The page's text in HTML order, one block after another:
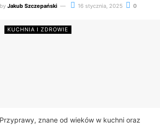
by Jakub Szczepański 16 stycznia, 2025 0
KUCHNIA I ZDROWIE
Przyprawy, znane od wieków w kuchni oraz